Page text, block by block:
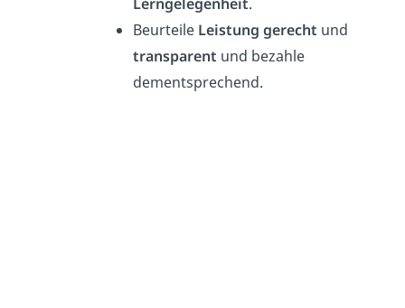
Lerngelegenheit.
Beurteile Leistung gerecht und
transparent und bezahle
dementsprechend.